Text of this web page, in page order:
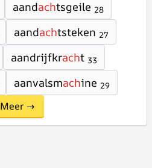
aandachtsgeile 28
aandachtsteken 27
aandrijfkracht 33
aanvalsmachine 29
Meer →